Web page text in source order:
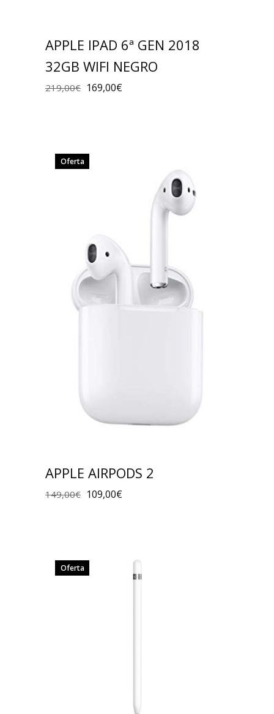
APPLE IPAD 6ª GEN 2018
32GB WIFI NEGRO
219,00€ 169,00€
Oferta
APPLE AIRPODS 2
149,00€ 109,00€
Oferta